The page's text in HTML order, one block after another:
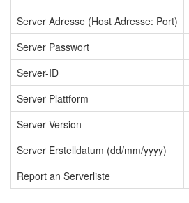
Server Adresse (Host Adresse: Port)
Server Passwort
Server-ID
Server Plattform
Server Version
Server Erstelldatum (dd/mm/yyyy)
Report an Serverliste